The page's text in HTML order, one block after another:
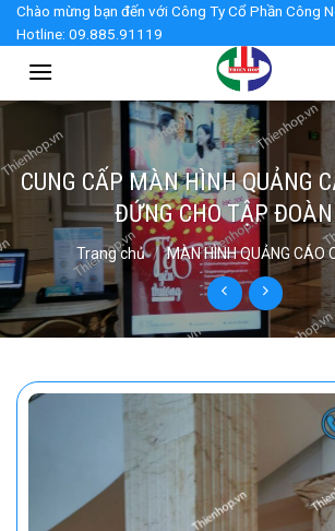
Skip
content
Chào mừng bạn đến với Công Ty Cổ Phần Công
Hotline: 09.885.91119
CUNG CẤP MÀN HÌNH QUẢNG
ĐỨNG CHO TẬP
Trang chủ / MÀN HÌNH QUẢNG CÁO